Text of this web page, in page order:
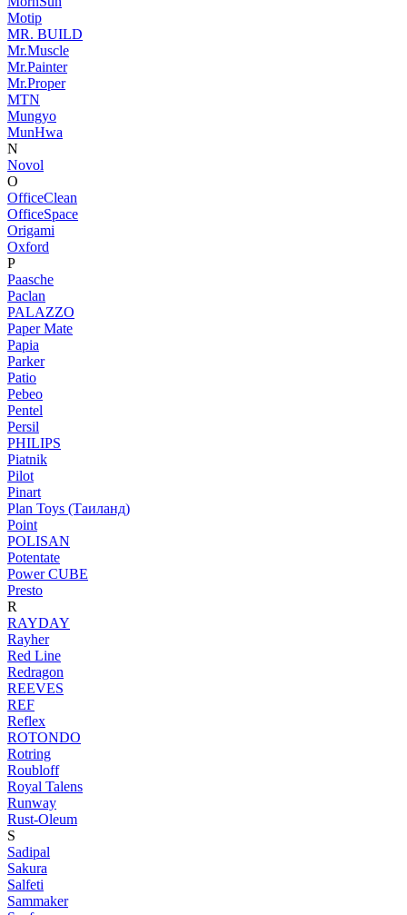
Motip
MR. BUILD
Mr.Muscle
Mr.Painter
Mr.Proper
MTN
Mungyo
MunHwa
N
Novol
O
OfficeClean
OfficeSpace
Origami
Oxford
P
Paasche
Paclan
PALAZZO
Paper Mate
Papia
Parker
Patio
Pebeo
Pentel
Persil
PHILIPS
Piatnik
Pilot
Pinart
Plan Toys (Таиланд)
Point
POLISAN
Potentate
Power CUBE
Presto
R
RAYDAY
Rayher
Red Line
Redragon
REEVES
REF
Reflex
ROTONDO
Rotring
Roubloff
Royal Talens
Runway
Rust-Oleum
S
Sadipal
Sakura
Salfeti
Sammaker